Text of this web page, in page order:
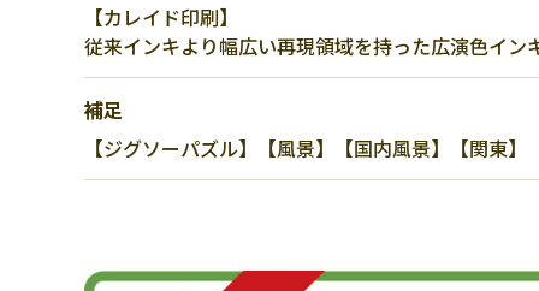
【カレイド印刷】
従来インキより幅広い再現領域を持った広演色イ
補足
【ジグソーパズル】【風景】【国内風景】【関東